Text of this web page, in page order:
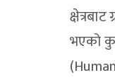
भएको